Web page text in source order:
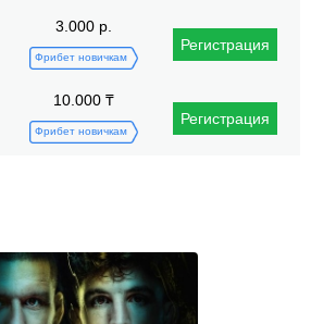
3.000 р.
Фрибет новичкам
Регистрация
10.000 ₸
Фрибет новичкам
Регистрация